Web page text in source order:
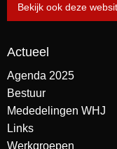
Bekijk ook deze
Actueel
Agenda 2025
Bestuur
Mededelingen WHJ
Links
Werkgroepen